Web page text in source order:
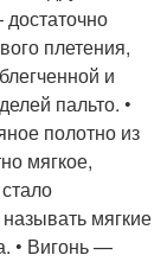
плетения,
и
пальто. •
полотно из
мягкое,
мягкие
• Вигонь —